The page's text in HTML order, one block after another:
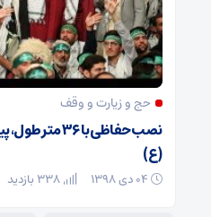
حج و زیارت و وقف
نصب حفاظی با
(ع)